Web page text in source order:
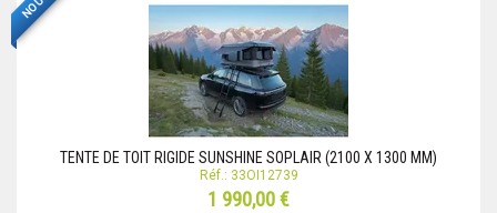
TENTE DE TOIT RIGIDE SUNSHINE SOPLAIR (2100 X 1300 MM)
Réf.: 33OI12739
1 990,00 €